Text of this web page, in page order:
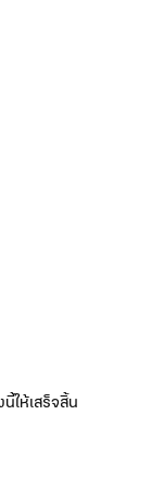
ให้เสร็จสิ้น